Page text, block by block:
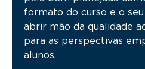
formato do curso e o
abrir mão da qualidade
para as perspectivas
alunos.